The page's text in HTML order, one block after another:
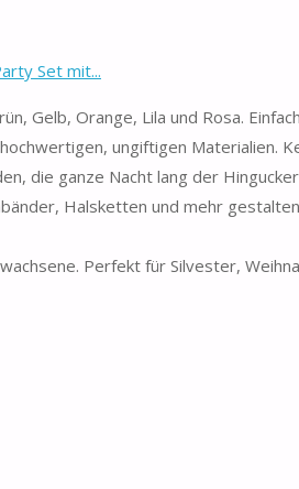
Set mit...
Gelb, Orange, Lila und Rosa.
ungiftigen Materialien.
die ganze Nacht lang der
Halsketten und mehr
Perfekt für Silvester,